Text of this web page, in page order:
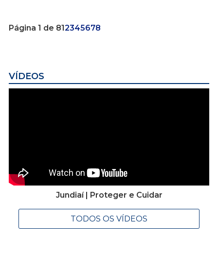
Página 1 de 812345678
VÍDEOS
Jundiaí | Proteger e Cuidar
TODOS OS VÍDEOS